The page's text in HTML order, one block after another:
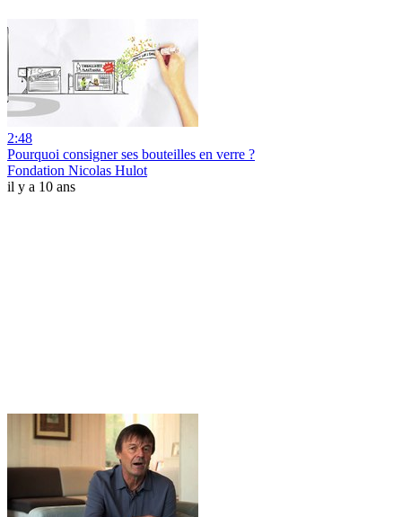
2:48
Pourquoi consigner ses bouteilles en verre ?
Fondation Nicolas Hulot
il y a 10 ans